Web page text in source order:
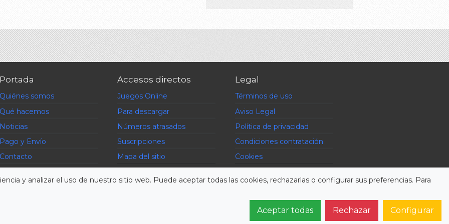
Portada
Quiénes somos
Qué hacemos
Noticias
Pago y Envío
Contacto
Accesos directos
Juegos Online
Para descargar
Números atrasados
Suscripciones
Mapa del sitio
Legal
Términos de uso
Aviso Legal
Política de privacidad
Condiciones contratación
Cookies
y analizar el uso de nuestro sitio web. Puede aceptar todas las cookies, rechazarlas o configurar sus preferencias. Para
Aceptar todas Rechazar Configurar